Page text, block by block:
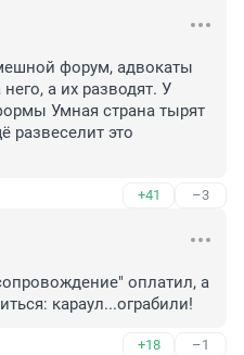
форум, адвокаты
а их разводят. У
Умная страна тырят
развеселит это
+41 –3
оплатил, а
караул...ограбили!
+18 –1